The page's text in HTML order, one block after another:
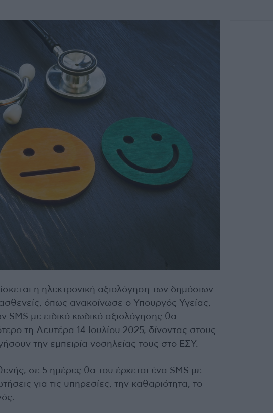
η ηλεκτρονική αξιολόγηση των δημόσιων
όπως ανακοίνωσε ο Υπουργός Υγείας,
SMS με ειδικό κωδικό αξιολόγησης θα
τη Δευτέρα 14 Ιουλίου 2025, δίνοντας στους
την εμπειρία νοσηλείας τους στο ΕΣΥ.
σε 5 ημέρες θα του έρχεται ένα SMS με
για τις υπηρεσίες, την καθαριότητα, το